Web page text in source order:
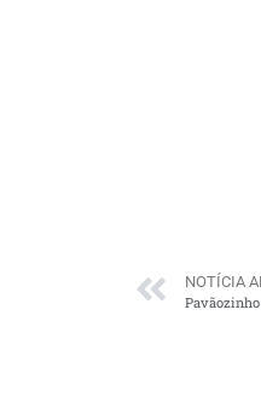
NOTÍCIA